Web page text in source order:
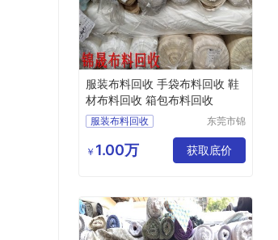
服装布料回收 手袋布料回收 鞋
材布料回收 箱包布料回收
服装布料回收
鞋材布料回收
回收布料
东莞市锦
源回收有
限公司
￥ 1.00万 获取底价